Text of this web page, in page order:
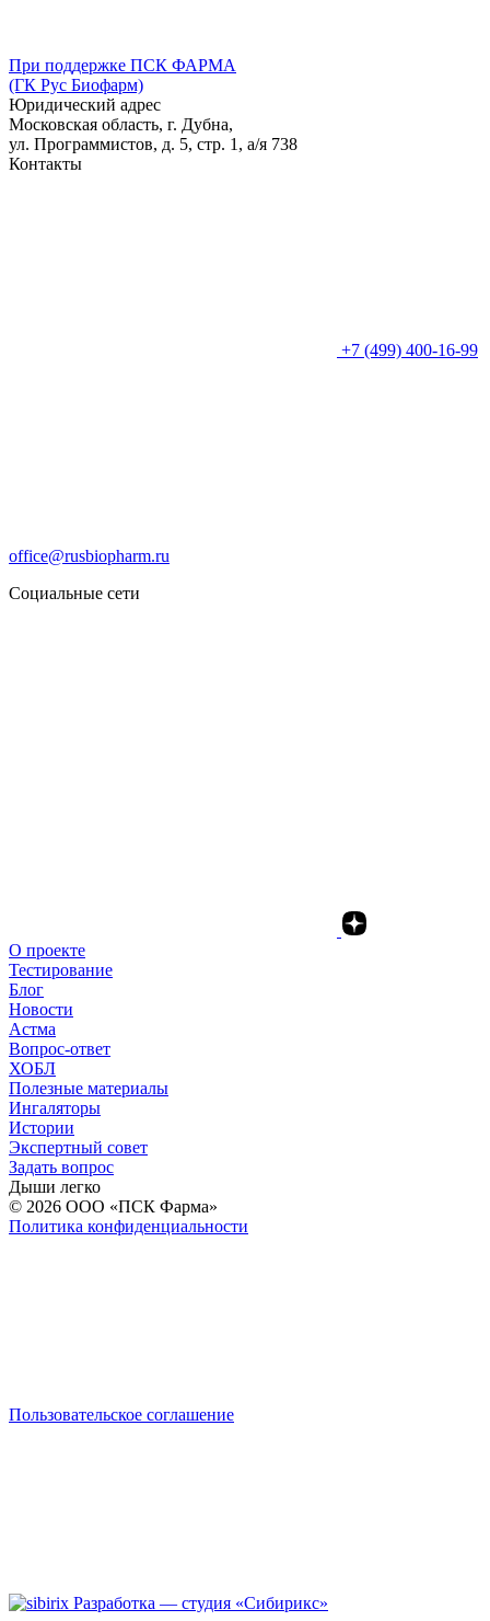
При поддержке ПСК ФАРМА
(ГК Рус Биофарм)
Юридический адрес
Московская область, г. Дубна,
ул. Программистов, д. 5, стр. 1, а/я 738
Контакты
+7 (499) 400-16-99
office@rusbiopharm.ru
Социальные сети
О проекте
Тестирование
Блог
Новости
Астма
Вопрос-ответ
ХОБЛ
Полезные материалы
Ингаляторы
Истории
Экспертный совет
Задать вопрос
Дыши легко
© 2026 ООО «ПСК Фарма»
Политика конфиденциальности
Пользовательское соглашение
Разработка — студия «Сибирикс»